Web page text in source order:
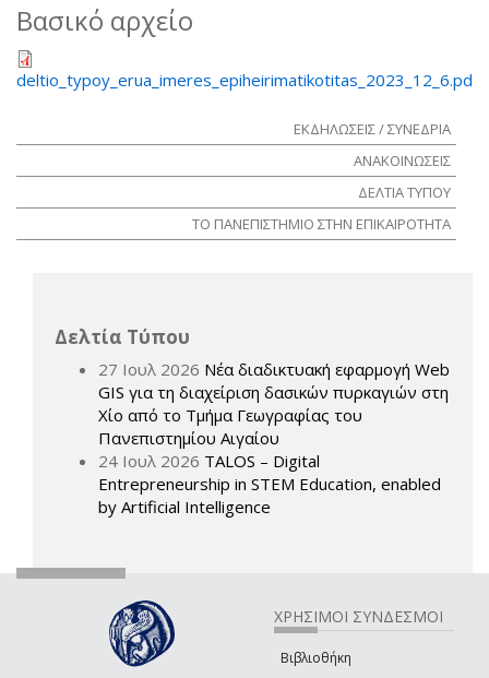
Βασικό αρχείο
deltio_typoy_erua_imeres_epiheirimatikotitas_2023_12_6.pdf
ΕΚΔΗΛΩΣΕΙΣ / ΣΥΝΕΔΡΙΑ
ΑΝΑΚΟΙΝΩΣΕΙΣ
ΔΕΛΤΙΑ ΤΥΠΟΥ
ΤΟ ΠΑΝΕΠΙΣΤΗΜΙΟ ΣΤΗΝ ΕΠΙΚΑΙΡΟΤΗΤΑ
Δελτία Τύπου
27 Ιουλ 2026 Νέα διαδικτυακή εφαρμογή Web
GIS για τη διαχείριση δασικών πυρκαγιών στη
Χίο από το Τμήμα Γεωγραφίας του
Πανεπιστημίου Αιγαίου
24 Ιουλ 2026 TALOS – Digital
Entrepreneurship in STEM Education, enabled
by Artificial Intelligence
ΧΡΗΣΙΜΟΙ ΣΥΝΔΕΣΜΟΙ
Βιβλιοθήκη